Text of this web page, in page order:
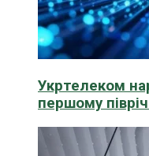
Укртелеком
першому